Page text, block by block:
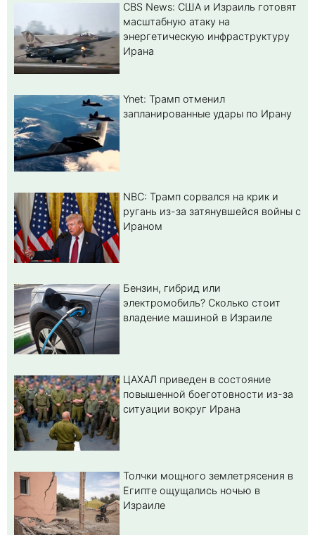
CBS News: США и Израиль готовят
масштабную атаку на
энергетическую инфраструктуру
Ирана
Ynet: Трамп отменил
запланированные удары по Ирану
NBC: Трамп сорвался на крик и
ругань из-за затянувшейся войны с
Ираном
Бензин, гибрид или
электромобиль? Cколько стоит
владение машиной в Израиле
ЦАХАЛ приведен в состояние
повышенной боеготовности из-за
ситуации вокруг Ирана
Толчки мощного землетрясения в
Египте ощущались ночью в
Израиле